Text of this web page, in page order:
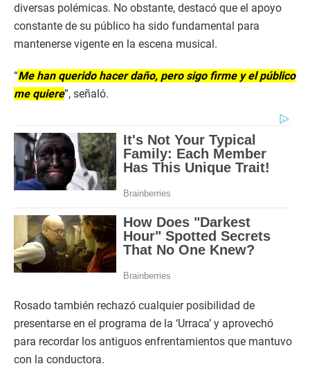
diversas polémicas. No obstante, destacó que el apoyo
constante de su público ha sido fundamental para
mantenerse vigente en la escena musical.
“Me han querido hacer daño, pero sigo firme y el público
me quiere”, señaló.
Rosado también rechazó cualquier posibilidad de
presentarse en el programa de la ‘Urraca’ y aprovechó
para recordar los antiguos enfrentamientos que mantuvo
con la conductora.